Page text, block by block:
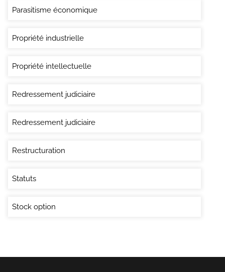
Parasitisme économique
Propriété industrielle
Propriété intellectuelle
Redressement judiciaire
Redressement judiciaire
Restructuration
Statuts
Stock option